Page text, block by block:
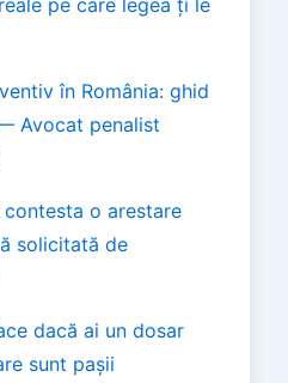
în România: ghid
Avocat penalist
o arestare
solicitată de
dacă ai un dosar
sunt pașii